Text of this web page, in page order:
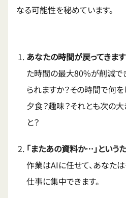
なる可能性を秘めています。
あなたの時間が戻ってきます
た時間の最大80%が削減で
られますか？その時間で何
夕食？趣味？それとも次の
と？
「またあの資料か…」という
作業はAIに任せて、あなた
仕事に集中できます。